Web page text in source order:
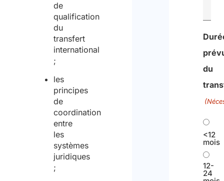
de
qualification
du
transfert
international
;
les
principes
de
coordination
entre
les
systèmes
juridiques
;
du
<12
mois
12-
24